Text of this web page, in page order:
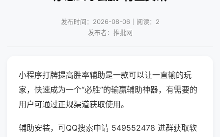
发布时间：2026-08-06｜阅读：2
发布者：推批网
小程序打牌提高胜率辅助是一款可以让一直输的玩
家，快速成为一个“必胜”的输赢辅助神器，有需要的
用户可通过正规渠道获取使用。
辅助安装，可QQ搜索申请 549552478 进群获取软